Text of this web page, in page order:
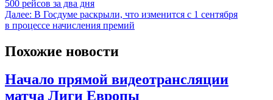
500 рейсов за два дня
Далее: В Госдуме раскрыли, что изменится с 1 сентября
в процессе начисления премий
Похожие новости
Начало прямой видеотрансляции
матча Лиги Европы